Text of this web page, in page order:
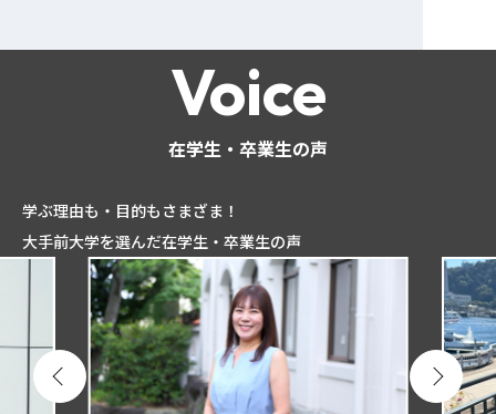
Voice
在学生・卒業生の声
学ぶ理由も・目的もさまざま！
大手前大学を選んだ在学生・卒業生の声